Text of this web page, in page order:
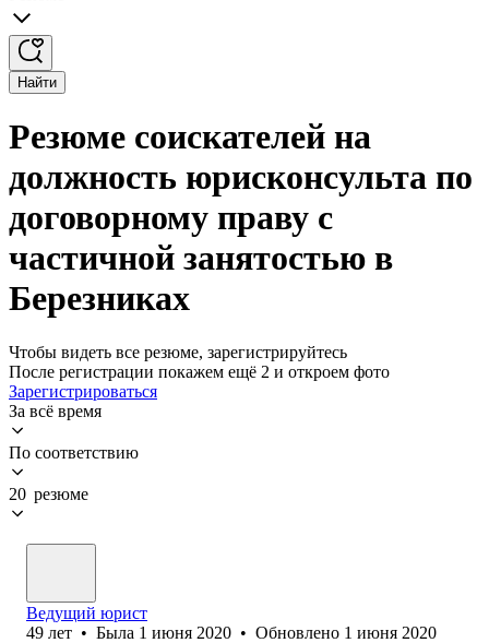
Найти
Резюме соискателей на
должность юрисконсульта по
договорному праву с
частичной занятостью в
Березниках
Чтобы видеть все резюме, зарегистрируйтесь
После регистрации покажем ещё 2 и откроем фото
Зарегистрироваться
За всё время
По соответствию
20 резюме
Ведущий юрист
49 лет • Была 1 июня 2020 • Обновлено 1 июня 2020